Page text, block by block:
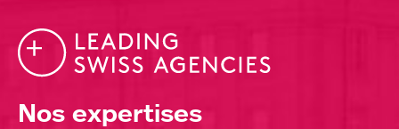
Nos expertises